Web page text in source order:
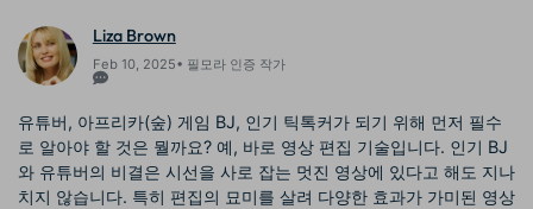
Liza Brown
Feb 10, 2025• 필모라 인증 작가
유튜버, 아프리카(숲) 게임 BJ, 인기 틱톡커가 되기 위해 먼저 필수
로 알아야 할 것은 뭘까요? 예, 바로 영상 편집 기술입니다. 인기 BJ
와 유튜버의 비결은 시선을 사로 잡는 멋진 영상에 있다고 해도 지나
치지 않습니다. 특히 편집의 묘미를 살려 다양한 효과가 가미된 영상